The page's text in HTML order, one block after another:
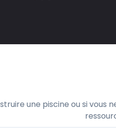
une piscine ou si